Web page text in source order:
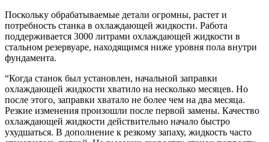
Поскольку обрабатываемые детали огромны, растет и
потребность станка в охлаждающей жидкости. Работа
поддерживается 3000 литрами охлаждающей жидкости в
стальном резервуаре, находящимся ниже уровня пола внутри
фундамента.
“Когда станок был установлен, начальной заправки
охлаждающей жидкости хватило на несколько месяцев. Но
после этого, заправки хватало не более чем на два месяца.
Резкие изменения произошли после первой замены. Качество
охлаждающей жидкости действительно начало быстро
ухудшаться. В дополнение к резкому запаху, жидкость часто